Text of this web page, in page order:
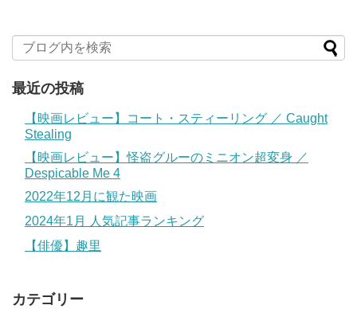
最近の投稿
【映画レビュー】コート・スティーリング ／ Caught
Stealing
【映画レビュー】怪盗グルーのミニオン超変身 ／
Despicable Me 4
2022年12月に観た映画
2024年1月 人気記事ランキング
【俳優】趣里
カテゴリー